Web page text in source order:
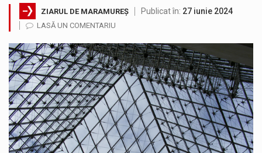
SIMULARE EXERCITIU. Prin Sistemul Unic de Apeluri de Urgență 112 a fost anunțat producerea unui accident rutier cu victime multiple,…
Temperaturile ridicate constituie factori agresivi asupra sănătăţii, extrem de nocivi, ce pot deregla echilibrul organismului. Prea multă căldură nu este…
Directorul OCPI Maramures, Daniela-Onița Ivascu, a venit cu un răspuns pentru cei care s-au intrebat în aceste zile: Dacă aplicațiile…
Testarea independentă a sistemului e-Terra, realizată de STS, DNSC și Cyberint, a mai parcurs o rundă de evaluare. Un număr…
Vremea va fi caniculară. Disconfortul termic va fi accentuat, iar indicele temperatură-umezeală (ITU) va depăși pragul critic de 80 de…
A fost finalizat proiectul care prevede un nou spatiu de joacă pentru copiii din localitatea Tulghieș. Primarul comunei Miresu Mare,…
ZIARUL DE MARAMUREȘ Publicat în: 27 iunie 2024
LASĂ UN COMENTARIU